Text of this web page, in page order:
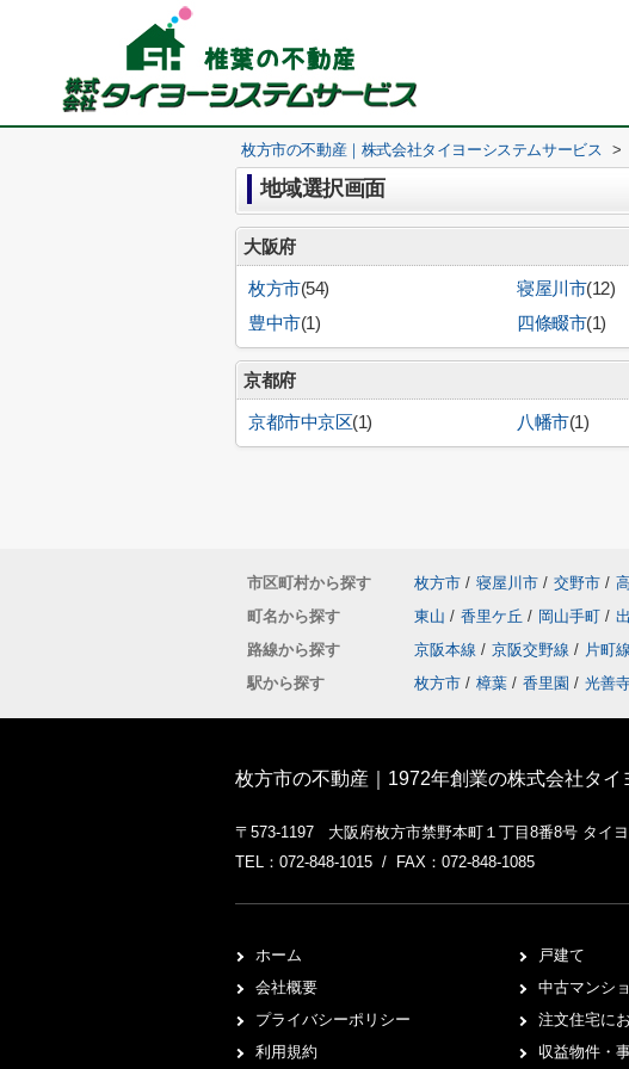
枚方市の不動産｜株式会社タイヨーシステムサービス >
地域選択画面
大阪府
枚方市(54) 寝屋川市(12)
豊中市(1) 四條畷市(1)
京都府
京都市中京区(1) 八幡市(1)
市区町村から探す 枚方市 / 寝屋川市 / 交野市 /
町名から探す
東山 / 香里ケ丘 / 岡山手町 /
路線から探す
京阪本線 / 京阪交野線 / 片町線
駅から探す
枚方市 / 樟葉 / 香里園 / 光善
枚方市の不動産｜1972年創業の株式会社タイ
〒573-1197 大阪府枚方市禁野本町１丁目8番8号 タイ
TEL：072-848-1015 / FAX：072-848-1085
ホーム
会社概要
プライバシーポリシー
利用規約
戸建て
中古マンシ
注文住宅に
収益物件・